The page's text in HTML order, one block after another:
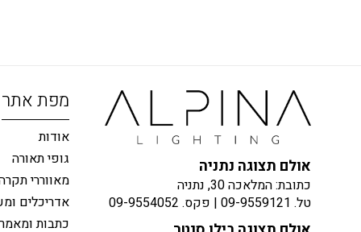
אולם תצוגה נתניה
כתובת: המלאכה 30, נתניה
טל. 09-9559121 | פקס. 09-9554052
מפת אתר
אודות
גופי תאורה
מאווררי
אדריכלים
כתבות